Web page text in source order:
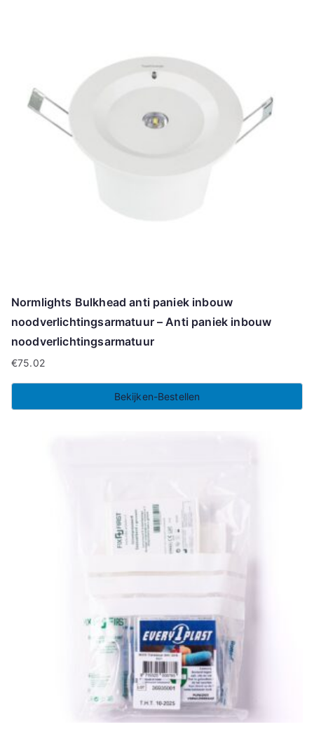
Normlights Bulkhead anti paniek inbouw
noodverlichtingsarmatuur – Anti paniek inbouw
noodverlichtingsarmatuur
€75.02
Bekijken-Bestellen